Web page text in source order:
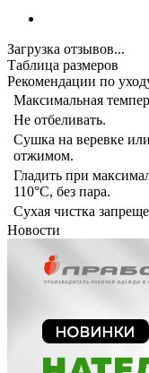
Загрузка отзывов...
Таблица размеров
Рекомендации по
Максимальная
Не отбеливать.
Сушка на веревке
отжимом.
Гладить при
110°C, без пара.
Сухая чистка
Новости